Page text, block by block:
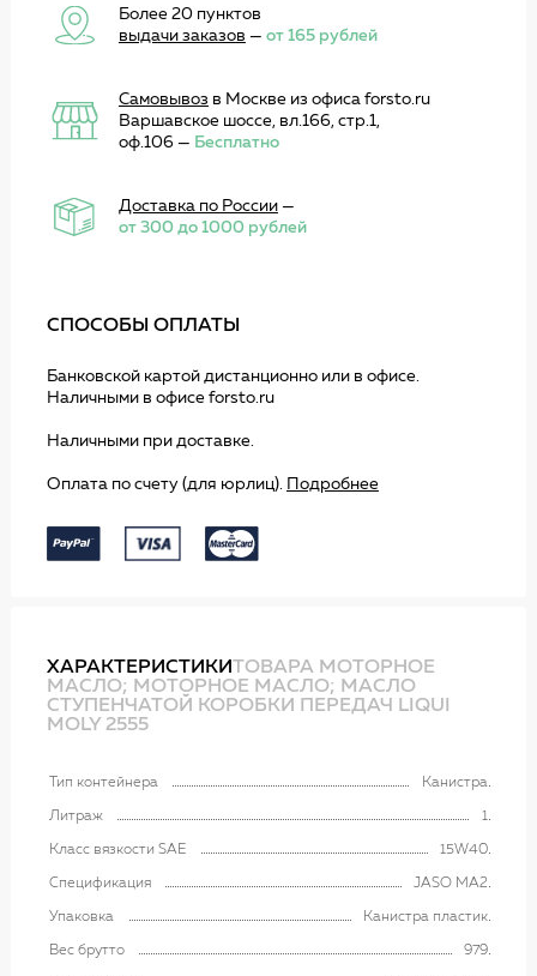
Более 20 пунктов
выдачи заказов — от 165 рублей
Самовывоз в Москве из офиса forsto.ru
Варшавское шоссе, вл.166, стр.1,
оф.106 — Бесплатно
Доставка по России—
от 300 до 1000 рублей
СПОСОБЫ ОПЛАТЫ
Банковской картой дистанционно или в офисе.
Наличными в офисе forsto.ru
Наличными при доставке.
Оплата по счету (для юрлиц). Подробнее
ХАРАКТЕРИСТИКИТОВАРА МОТОРНОЕ
МАСЛО; МОТОРНОЕ МАСЛО; МАСЛО
СТУПЕНЧАТОЙ КОРОБКИ ПЕРЕДАЧ LIQUI
MOLY 2555
Тип контейнера Канистра
Литраж 1
Класс вязкости SAE 15W40
Спецификация JASO MA2
Упаковка Канистра пластик
Вес брутто 979